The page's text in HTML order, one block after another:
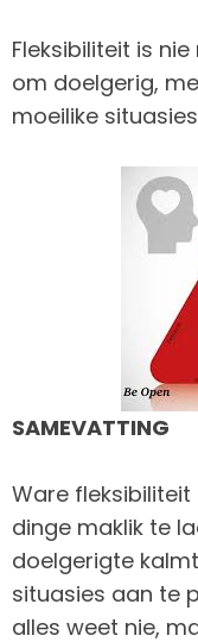
Fleksibiliteit is
om doelgerig,
moeilike
SAMEVATTING
Ware
dinge maklik te
doelgerigte
situasies aan te
alles weet nie,